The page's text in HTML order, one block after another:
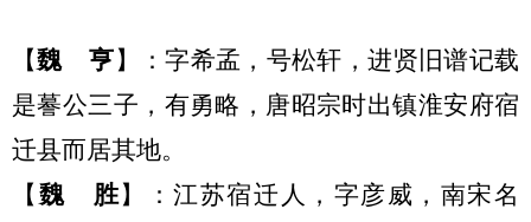
【魏 亨】：字希孟，号松轩，进贤旧谱记载
是謩公三子，有勇略，唐昭宗时出镇淮安府宿
迁县而居其地。
【 魏 胜】：江苏宿迁人，字彦威， 南宋名